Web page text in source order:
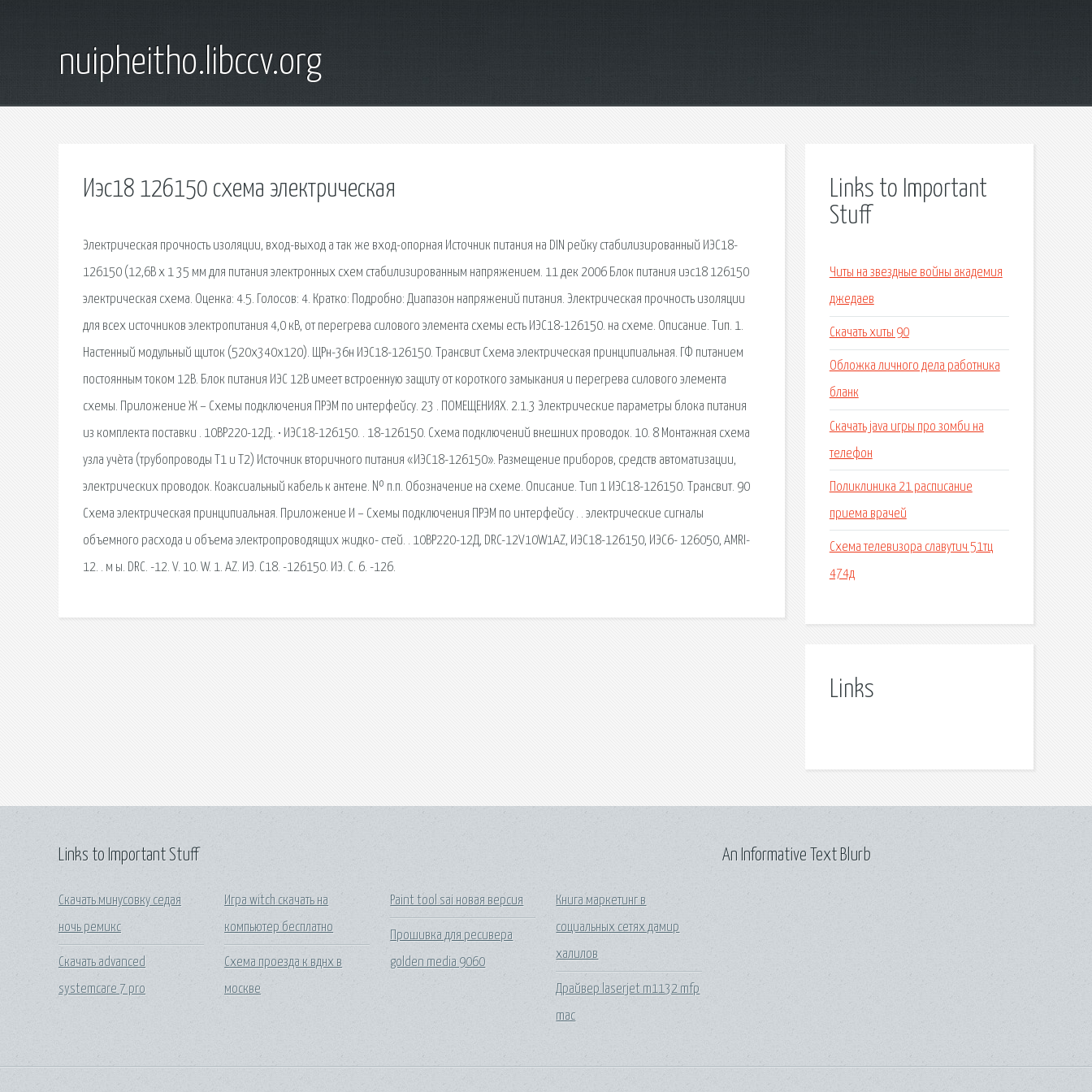
nuipheitho.libccv.org
Иэс18 126150 схема электрическая
Электрическая прочность изоляции, вход-выход а так же вход-опорная Источник питания на DIN рейку стабилизированный ИЭС18-
126150 (12,6В х 1 35 мм для питания электронных схем стабилизированным напряжением. 11 дек 2006 Блок питания иэс18 126150
электрическая схема. Оценка: 4.5. Голосов: 4. Кратко: Подробно: Диапазон напряжений питания. Электрическая прочность изоляции
для всех источников электропитания 4,0 кВ, от перегрева силового элемента схемы есть ИЭС18-126150. на схеме. Описание. Тип. 1.
Настенный модульный щиток (520х340х120). ЩРн-36н ИЭС18-126150. Трансвит Схема электрическая принципиальная. ГФ питанием
постоянным током 12В. Блок питания ИЭС 12В имеет встроенную защиту от короткого замыкания и перегрева силового элемента
схемы. Приложение Ж – Схемы подключения ПРЭМ по интерфейсу. 23 . ПОМЕЩЕНИЯХ. 2.1.3 Электрические параметры блока питания
из комплекта поставки . 10ВР220-12Д;. • ИЭС18-126150. . 18-126150. Схема подключений внешних проводок. 10. 8 Монтажная схема
узла учѐта (трубопроводы Т1 и Т2) Источник вторичного питания «ИЭС18-126150». Размещение приборов, средств автоматизации,
электрических проводок. Коаксиальный кабель к антене. № п.п. Обозначение на схеме. Описание. Тип 1 ИЭС18-126150. Трансвит. 90
Схема электрическая принципиальная. Приложение И – Схемы подключения ПРЭМ по интерфейсу . . электрические сигналы
объемного расхода и объема электропроводящих жидко- стей. . 10ВР220-12Д, DRC-12V10W1AZ, ИЭС18-126150, ИЭС6- 126050, AMRI-
12. . м ы. DRC. -12. V. 10. W. 1. AZ. ИЭ. С18. -126150. ИЭ. С. 6. -126.
Links to Important
Stuff
Читы на звездные войны академия
джедаев
Скачать хиты 90
Обложка личного дела работника
бланк
Скачать java игры про зомби на
телефон
Поликлиника 21 расписание
приема врачей
Схема телевизора славутич 51тц
474д
Links
Links to Important Stuff
Скачать минусовку седая
ночь ремикс
Скачать advanced
systemcare 7 pro
Игра witch скачать на
компьютер бесплатно
Схема проезда к вднх в
москве
Paint tool sai новая версия
Прошивка для ресивера
golden media 9060
Книга маркетинг в
социальных сетях дамир
халилов
Драйвер laserjet m1132 mfp
mac
An Informative Text Blurb